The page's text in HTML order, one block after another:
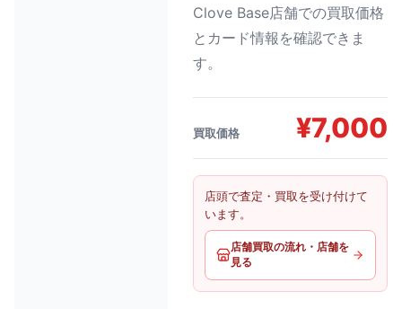
Clove Base店舗での買取価格
とカード情報を確認できま
す。
買取価格 ¥7,000
店頭で査定・買取を受け付けて
います。
店舗買取の流れ・店舗を
見る